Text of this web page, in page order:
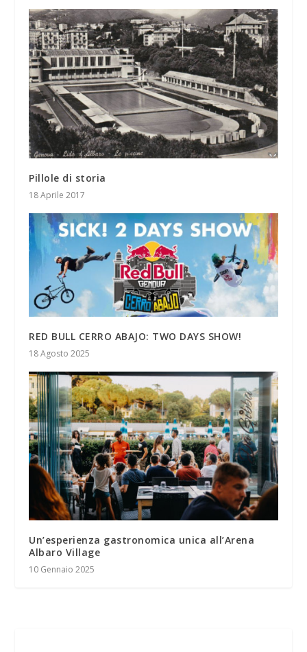
Pillole di storia
18 Aprile 2017
RED BULL CERRO ABAJO: TWO DAYS SHOW!
18 Agosto 2025
Un’esperienza gastronomica unica all’Arena
Albaro Village
10 Gennaio 2025